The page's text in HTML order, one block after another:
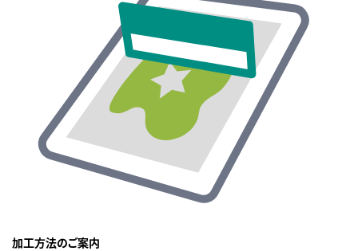
加工方法のご案内